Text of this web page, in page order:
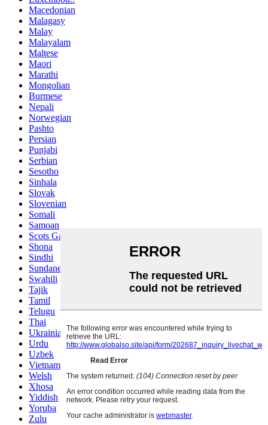
Macedonian
Malagasy
Malay
Malayalam
Maltese
Maori
Marathi
Mongolian
Burmese
Nepali
Norwegian
Pashto
Persian
Punjabi
Serbian
Sesotho
Sinhala
Slovak
Slovenian
Somali
Samoan
Scots Gaelic
Shona
Sindhi
Sundanese
Swahili
Tajik
Tamil
Telugu
Thai
Ukrainian
Urdu
Uzbek
Vietnamese
Welsh
Xhosa
Yiddish
Yoruba
Zulu